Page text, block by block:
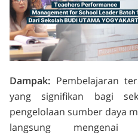
Dampak: Pembelajaran
yang signifikan bagi
pengelolaan sumber daya
langsung mengenai